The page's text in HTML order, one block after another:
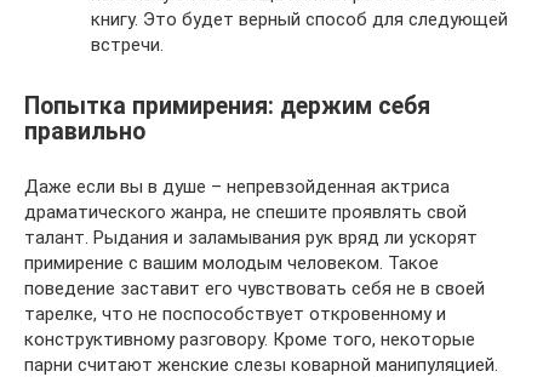
книгу. Это будет верный способ для следующей
встречи.
Попытка примирения: держим себя
правильно
Даже если вы в душе – непревзойденная актриса
драматического жанра, не спешите проявлять свой
талант. Рыдания и заламывания рук вряд ли ускорят
примирение с вашим молодым человеком. Такое
поведение заставит его чувствовать себя не в своей
тарелке, что не поспособствует откровенному и
конструктивному разговору. Кроме того, некоторые
парни считают женские слезы коварной манипуляцией.